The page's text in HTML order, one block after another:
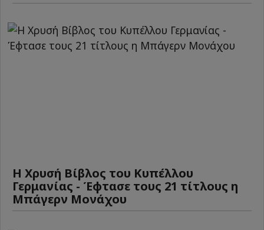
Η Χρυσή Βίβλος του Κυπέλλου
Γερμανίας - Έφτασε τους 21 τίτλους η
Μπάγερν Μονάχου